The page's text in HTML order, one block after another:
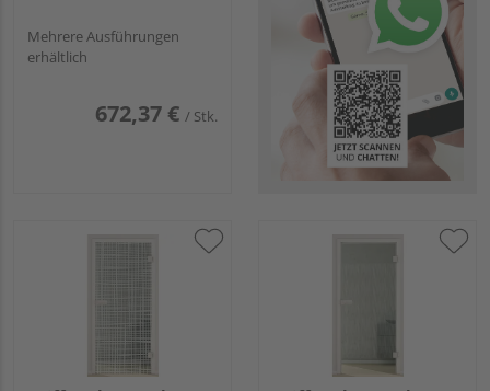
Mehrere Ausführungen
erhältlich
672,37 € / Stk.